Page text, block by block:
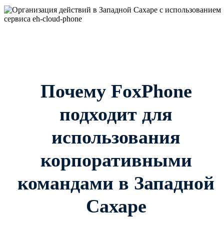
Почему FoxPhone
подходит для
использования
корпоративными
командами в Западной
Сахаре